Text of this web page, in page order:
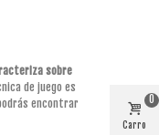
sobre
de juego es
encontrar
Carro
0